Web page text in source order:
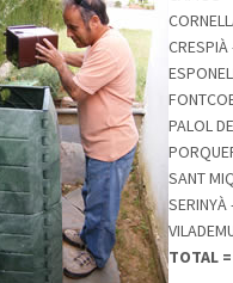
PALOL
SANT
SERINYÀ
TOTAL